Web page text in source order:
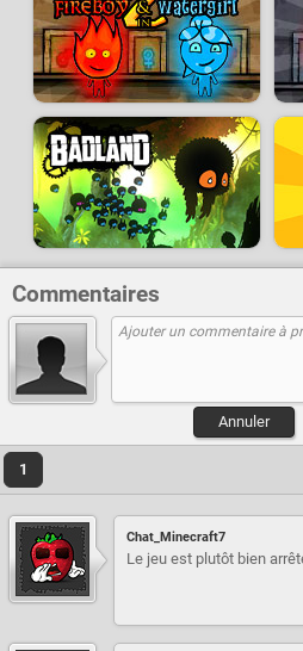
Commentaires
Annuler
1
Chat_Minecraft7
Le jeu est plutôt bien